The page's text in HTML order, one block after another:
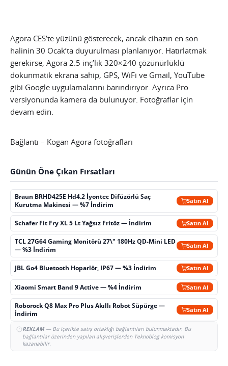
Agora CES’te yüzünü gösterecek, ancak cihazın en son
halinin 30 Ocak’ta duyurulması planlanıyor. Hatırlatmak
gerekirse, Agora 2.5 inç’lik 320×240 çözünürlüklü
dokunmatik ekrana sahip, GPS, WiFi ve Gmail, YouTube
gibi Google uygulamalarını barındırıyor. Ayrıca Pro
versiyonunda kamera da bulunuyor. Fotoğraflar için
devam edin.
Bağlantı – Kogan Agora fotoğrafları
Günün Öne Çıkan Fırsatları
Braun BRHD425E Hd4.2 İyontec Difüzörlü Saç
Kurutma Makinesi — %7 İndirim
Satın Al
Schafer Fit Fry XL 5 Lt Yağsız Fritöz — İndirim Satın Al
TCL 27G64 Gaming Monitörü 27\" 180Hz QD-Mini LED
— %3 İndirim
Satın Al
JBL Go4 Bluetooth Hoparlör, IP67 — %3 İndirim Satın Al
Xiaomi Smart Band 9 Active — %4 İndirim Satın Al
Roborock Q8 Max Pro Plus Akıllı Robot Süpürge —
İndirim
Satın Al
REKLAM— Bu içerikte satış ortaklığı bağlantıları bulunmaktadır. Bu
bağlantılar üzerinden yapılan alışverişlerden Teknoblog komisyon
kazanabilir.